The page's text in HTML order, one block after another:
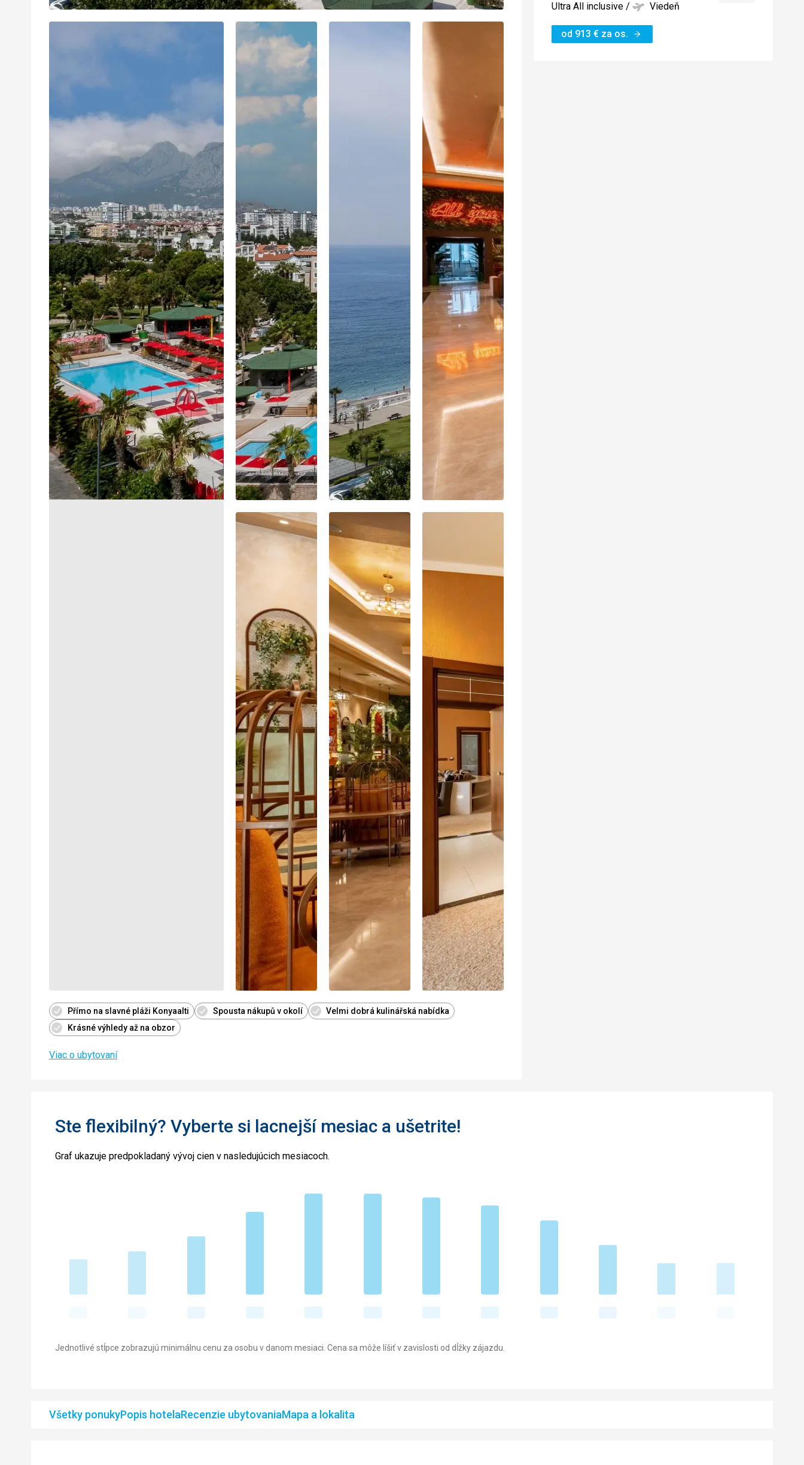
Přímo na slavné pláži Konyaalti Spousta nákupů v okolí
Velmi dobrá kulinářská nabídka
Krásné výhledy až na obzor
Viac o ubytovaní
Ultra All inclusive / Viedeň
od 913 € za os.
Ste flexibilný? Vyberte si lacnejší mesiac a ušetrite!
Graf ukazuje predpokladaný vývoj cien v nasledujúcich mesiacoch.
Jednotlivé stĺpce zobrazujú minimálnu cenu za osobu v danom mesiaci. Cena sa môže líšiť v zavislosti od dĺžky zájazdu.
Všetky ponukyPopis hotelaRecenzie ubytovaniaMapa a lokalita